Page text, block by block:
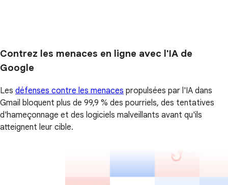
Contrez les menaces en ligne avec l'IA de
Google
Les défenses contre les menaces propulsées par l'IA dans
Gmail bloquent plus de 99,9 % des pourriels, des tentatives
d'hameçonnage et des logiciels malveillants avant qu'ils
atteignent leur cible.